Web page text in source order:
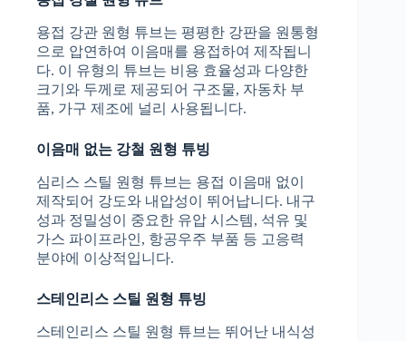
용접 강관 원형 튜브는 평평한 강판을 원통형
으로 압연하여 이음매를 용접하여 제작됩니
다. 이 유형의 튜브는 비용 효율성과 다양한
크기와 두께로 제공되어 구조물, 자동차 부
품, 가구 제조에 널리 사용됩니다.
이음매 없는 강철 원형 튜빙
심리스 스틸 원형 튜브는 용접 이음매 없이
제작되어 강도와 내압성이 뛰어납니다. 내구
성과 정밀성이 중요한 유압 시스템, 석유 및
가스 파이프라인, 항공우주 부품 등 고응력
분야에 이상적입니다.
스테인리스 스틸 원형 튜빙
스테인리스 스틸 원형 튜브는 뛰어난 내식성